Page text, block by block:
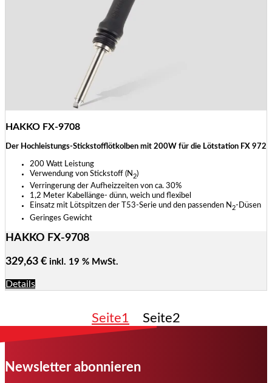
HAKKO FX-9708
Der Hochleistungs-Stickstofflötkolben mit 200W für die Lötstation FX 972
200 Watt Leistung
Verwendung von Stickstoff (N2)
Verringerung der Aufheizzeiten von ca. 30%
1,2 Meter Kabellänge- dünn, weich und flexibel
Einsatz mit Lötspitzen der T53-Serie und den passenden N2-Düsen
Geringes Gewicht
HAKKO FX-9708
329,63 € inkl. 19 % MwSt.
Details
Seite1 Seite2
Newsletter abonnieren